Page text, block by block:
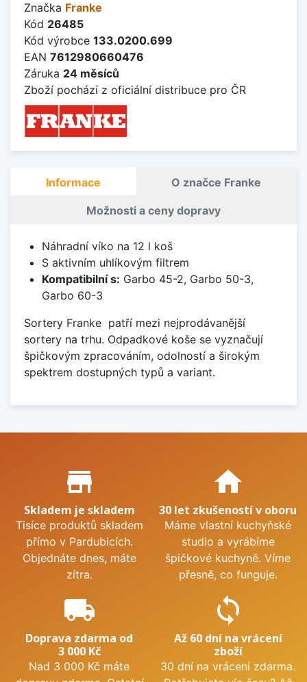
Značka Franke
Kód 26485
Kód výrobce 133.0200.699
EAN 7612980660476
Záruka 24 měsíců
Zboží pochází z oficiální distribuce pro ČR
Informace O značce Franke
Možnosti a ceny dopravy
Náhradní víko na 12 l koš
S aktivním uhlíkovým filtrem
Kompatibilní s: Garbo 45-2, Garbo 50-3,
Garbo 60-3
Sortery Franke patří mezi nejprodávanější
sortery na trhu. Odpadkové koše se vyznačují
špičkovým zpracováním, odolností a širokým
spektrem dostupných typů a variant.
Proč nakupovat u nás?
store_mall_directory
Skladem je skladem
Tisíce produktů skladem
přímo v Pardubicích.
Objednáte dnes, máte
zítra.
home
30 let zkušeností v oboru
Máme vlastní kuchyňské
studio a vyrábíme
špičkové kuchyně. Víme
přesně, co funguje.
local_shipping
Doprava zdarma od
3 000 Kč
Nad 3 000 Kč máte
sync
Až 60 dní na vrácení
zboží
30 dní na vrácení zdarma.